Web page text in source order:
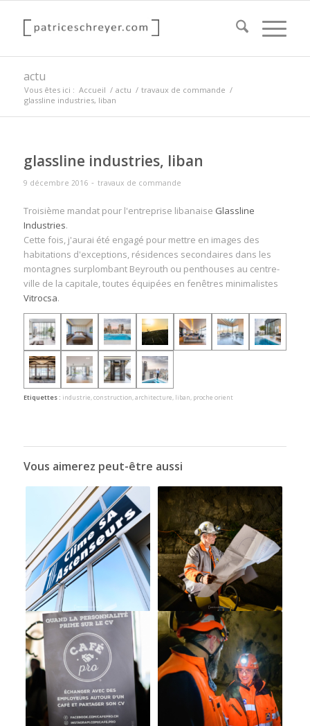
actu
Vous êtes ici : Accueil / actu / travaux de commande /
glassline industries, liban
glassline industries, liban
9 décembre 2016 - travaux de commande
Troisième mandat pour l'entreprise libanaise Glassline
Industries.
Cette fois, j'aurai été engagé pour mettre en images des
habitations d'exceptions, résidences secondaires dans les
montagnes surplombant Beyrouth ou penthouses au centre-
ville de la capitale, toutes équipées en fenêtres minimalistes
Vitrocsa.
Etiquettes : industrie,construction,architecture, liban, proche orient
Vous aimerez peut-être aussi